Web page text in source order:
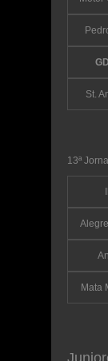
St.
13ª
Mata